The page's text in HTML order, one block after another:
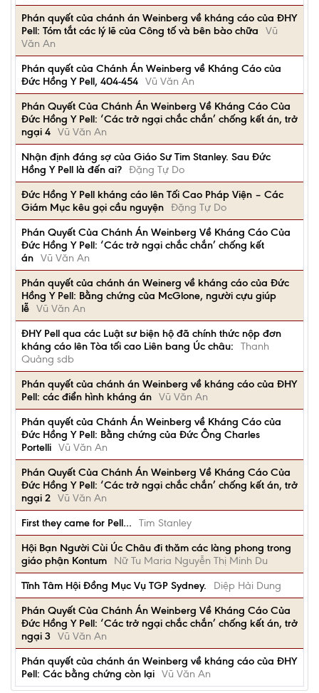
Phán quyết của chánh án Weinberg về kháng cáo của ĐHY
Pell: Tóm tắt các lý lẽ của Công tố và bên bào chữa
Vũ
Văn An
Phán quyết của Chánh Án Weinberg về Kháng Cáo của
Đức Hồng Y Pell, 404-454 Vũ Văn An
Phán Quyết Của Chánh Án Weinberg Về Kháng Cáo Của
Đức Hồng Y Pell: ‘Các trở ngại chắc chắn’ chống kết án, trở
ngại 4 Vũ Văn An
Nhận định đáng sợ của Giáo Sư Tim Stanley. Sau Đức
Hồng Y Pell là đến ai? Đặng Tự Do
Đức Hồng Y Pell kháng cáo lên Tối Cao Pháp Viện – Các
Giám Mục kêu gọi cầu nguyện Đặng Tự Do
Phán Quyết Của Chánh Án Weinberg Về Kháng Cáo Của
Đức Hồng Y Pell: ‘Các trở ngại chắc chắn’ chống kết
án Vũ Văn An
Phán quyết của chánh án Weinerg về kháng cáo của Đức
Hồng Y Pell: Bằng chứng của McGlone, người cựu giúp
lễ Vũ Văn An
ĐHY Pell qua các Luật sư biện hộ đã chính thức nộp đơn
kháng cáo lên Tòa tối cao Liên bang Úc châu:
Thanh
Quảng sdb
Phán quyết của chánh án Weinberg về kháng cáo của ĐHY
Pell: các điển hình kháng án Vũ Văn An
Phán quyết của Chánh Án Weinberg về Kháng Cáo của
Đức Hồng Y Pell: Bằng chứng của Đức Ông Charles
Portelli Vũ Văn An
Phán Quyết Của Chánh Án Weinberg Về Kháng Cáo Của
Đức Hồng Y Pell: ‘Các trở ngại chắc chắn’ chống kết án, trở
ngại 2 Vũ Văn An
First they came for Pell…
Tim Stanley
Hội Bạn Người Cùi Úc Châu đi thăm các làng phong trong
giáo phận Kontum
Nữ Tu Maria Nguyễn Thị Minh Du
Tĩnh Tâm Hội Đồng Mục Vụ TGP Sydney.
Diệp Hải Dung
Phán Quyết Của Chánh Án Weinberg Về Kháng Cáo Của
Đức Hồng Y Pell: ‘Các trở ngại chắc chắn’ chống kết án, trở
ngại 3 Vũ Văn An
Phán quyết của chánh án Weinberg về kháng cáo của ĐHY
Pell: Các bằng chứng còn lại Vũ Văn An